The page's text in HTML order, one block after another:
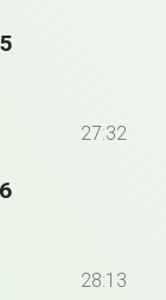
27:32
28:13